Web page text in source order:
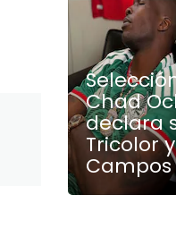
Chad
declara
Tricolor
Campos